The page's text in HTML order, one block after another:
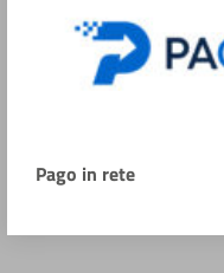
Pago in rete